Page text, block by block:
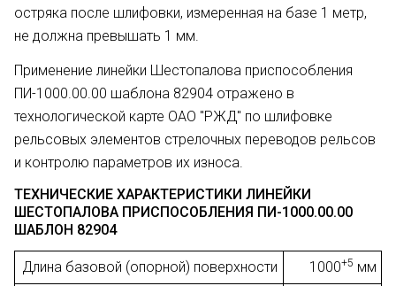
остряка после шлифовки, измеренная на базе 1 метр,
не должна превышать 1 мм.
Применение линейки Шестопалова приспособления
ПИ-1000.00.00 шаблона 82904 отражено в
технологической карте ОАО "РЖД" по шлифовке
рельсовых элементов стрелочных переводов рельсов
и контролю параметров их износа.
ТЕХНИЧЕСКИЕ ХАРАКТЕРИСТИКИ ЛИНЕЙКИ
ШЕСТОПАЛОВА ПРИСПОСОБЛЕНИЯ ПИ-1000.00.00
ШАБЛОН 82904
Длина базовой (опорной) поверхности 1000+5 мм